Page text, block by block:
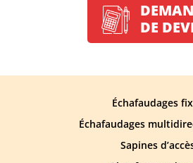
DE
Échafaudages
Échafaudages
Sapines